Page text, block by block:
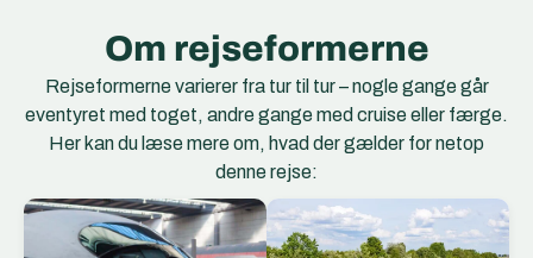
Om rejseformerne
Rejseformerne varierer fra tur til tur – nogle gange går
eventyret med toget, andre gange med cruise eller færge.
Her kan du læse mere om, hvad der gælder for netop
denne rejse:
ICE Togene